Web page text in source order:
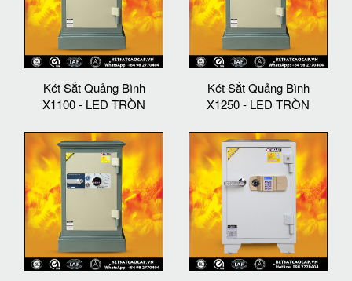
Két Sắt Quảng Bình
X1100 - LED TRÒN
Két Sắt Quảng Bình
X1250 - LED TRÒN